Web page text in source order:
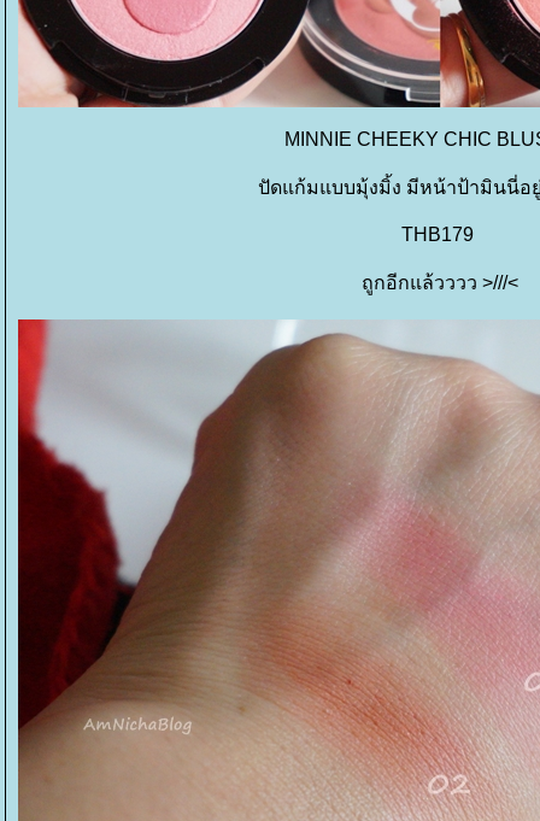
MINNIE CHEEKY CHIC
ปัดแก้มแบบมุ้งมิ้ง มีหน้าป้ามินนี่อ
THB179
ถูกอีกแล้วววว >///<